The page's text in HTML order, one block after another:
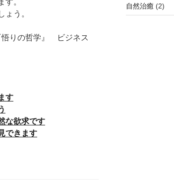
す。
ょう。
りの哲学』 ビジネス
す
な欲求です
できます
自然治癒 (2)